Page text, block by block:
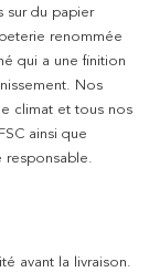
sur du papier
renommée
qui a une finition
Nos
climat et tous nos
ainsi que
responsable.
avant la livraison.